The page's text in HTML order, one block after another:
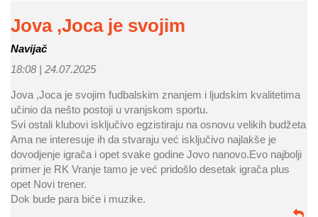
Jova ,Joca je svojim
Navijač
18:08 | 24.07.2025
Jova ,Joca je svojim fudbalskim znanjem i ljudskim kvalitetima
učinio da nešto postoji u vranjskom sportu.
Svi ostali klubovi isključivo egzistiraju na osnovu velikih budžeta
Ama ne interesuje ih da stvaraju već isključivo najlakše je
dovodjenje igrača i opet svake godine Jovo nanovo.Evo najbolji
primer je RK Vranje tamo je već pridošlo desetak igrača plus
opet Novi trener.
Dok bude para biće i muzike.